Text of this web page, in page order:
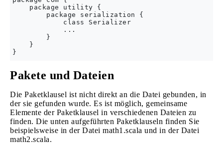
    package utility {
        package serialization {
            class Serializer
            ...
        }
    }
Pakete und Dateien
Die Paketklausel ist nicht direkt an die Datei gebunden, in
der sie gefunden wurde. Es ist möglich, gemeinsame
Elemente der Paketklausel in verschiedenen Dateien zu
finden. Die unten aufgeführten Paketklauseln finden Sie
beispielsweise in der Datei math1.scala und in der Datei
math2.scala.